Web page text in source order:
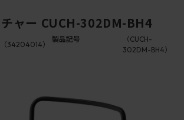
チャー CUCH-302DM-BH4
（34204014）
製品記号
（CUCH-
302DM-BH4）